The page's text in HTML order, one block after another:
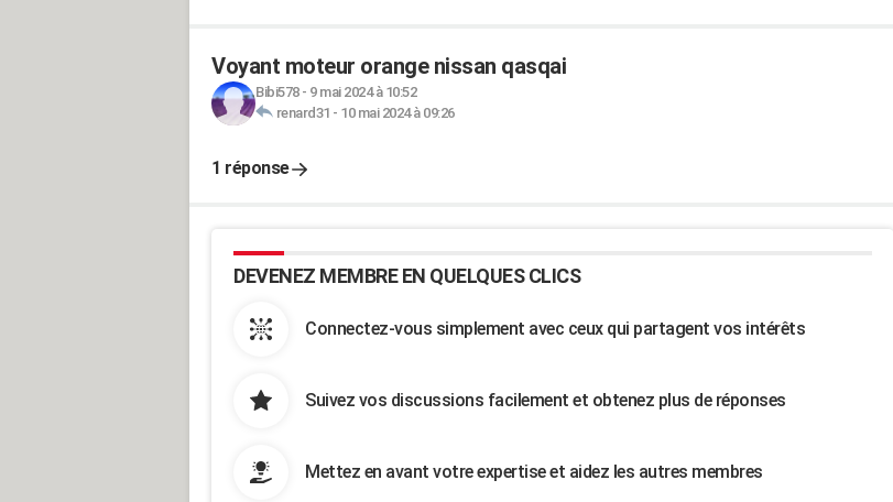
Voyant moteur orange nissan qasqai
Bibi578- 9 mai 2024 à 10:52
renard31 - 10 mai 2024 à 09:26
1 réponse
DEVENEZ MEMBRE EN QUELQUES CLICS
Connectez-vous simplement avec ceux qui partagent vos intérêts
Suivez vos discussions facilement et obtenez plus de réponses
Mettez en avant votre expertise et aidez les autres membres